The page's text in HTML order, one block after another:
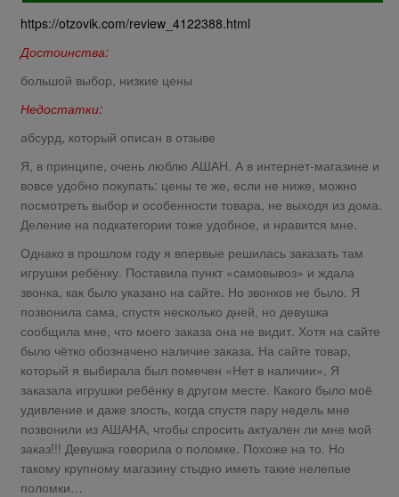
https://otzovik.com/review_4122388.html
Достоинства:
большой выбор, низкие цены
Недостатки:
абсурд, который описан в отзыве
Я, в принципе, очень люблю АШАН. А в интернет-магазине и
вовсе удобно покупать: цены те же, если не ниже, можно
посмотреть выбор и особенности товара, не выходя из дома.
Деление на подкатегории тоже удобное, и нравится мне.
Однако в прошлом году я впервые решилась заказать там
игрушки ребёнку. Поставила пункт «самовывоз» и ждала
звонка, как было указано на сайте. Но звонков не было. Я
позвонила сама, спустя несколько дней, но девушка
сообщила мне, что моего заказа она не видит. Хотя на сайте
было чётко обозначено наличие заказа. На сайте товар,
который я выбирала был помечен «Нет в наличии». Я
заказала игрушки ребёнку в другом месте. Какого было моё
удивление и даже злость, когда спустя пару недель мне
позвонили из АШАНА, чтобы спросить актуален ли мне мой
заказ!!! Девушка говорила о поломке. Похоже на то. Но
такому крупному магазину стыдно иметь такие нелепые
поломки…